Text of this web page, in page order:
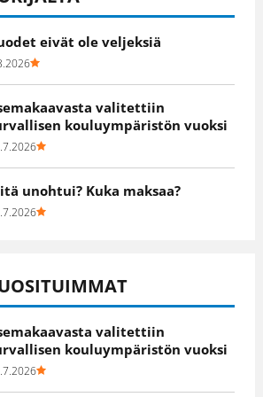
eivät ole veljeksiä
valitettiin
kouluympäristön vuoksi
unohtui? Kuka maksaa?
valitettiin
kouluympäristön vuoksi